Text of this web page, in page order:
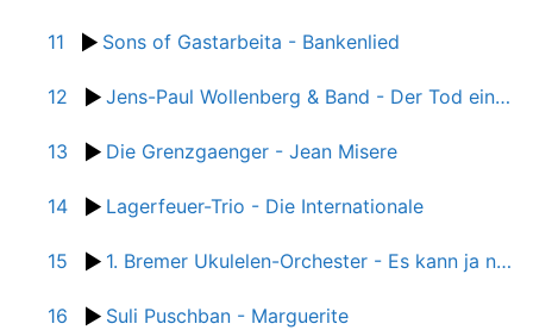
11 Sons of Gastarbeita - Bankenlied
12 Jens-Paul Wollenberg & Band - Der Tod eines Planeten
13 Die Grenzgaenger - Jean Misere
14 Lagerfeuer-Trio - Die Internationale
15 1. Bremer Ukulelen-Orchester - Es kann ja nicht immer so bleiben
16 Suli Puschban - Marguerite